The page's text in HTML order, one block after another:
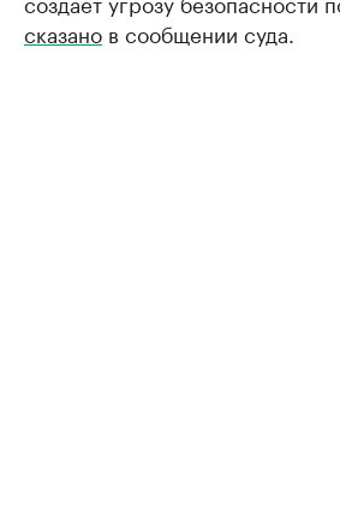
сказано в сообщении суда.